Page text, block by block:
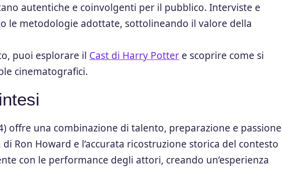
autentiche e coinvolgenti per il pubblico. Interviste e
le metodologie adottate, sottolineando il valore della
puoi esplorare il Cast di Harry Potter e scoprire come si
cinematografici.
offre una combinazione di talento, preparazione e passione
Ron Howard e l’accurata ricostruzione storica del contesto
con le performance degli attori, creando un’esperienza